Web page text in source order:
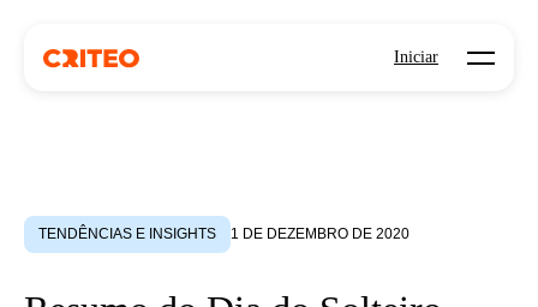
Iniciar Open
TENDÊNCIAS E INSIGHTS 1 DE DEZEMBRO DE 2020